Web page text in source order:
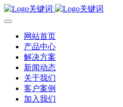
网站首页
产品中心
解决方案
新闻动态
关于我们
客户案例
加入我们